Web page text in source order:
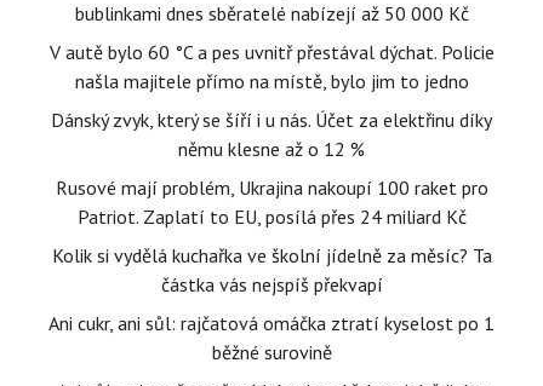
bublinkami dnes sběratelé nabízejí až 50 000 Kč
V autě bylo 60 °C a pes uvnitř přestával dýchat. Policie
našla majitele přímo na místě, bylo jim to jedno
Dánský zvyk, který se šíří i u nás. Účet za elektřinu díky
němu klesne až o 12 %
Rusové mají problém, Ukrajina nakoupí 100 raket pro
Patriot. Zaplatí to EU, posílá přes 24 miliard Kč
Kolik si vydělá kuchařka ve školní jídelně za měsíc? Ta
částka vás nejspíš překvapí
Ani cukr, ani sůl: rajčatová omáčka ztratí kyselost po 1
běžné surovině